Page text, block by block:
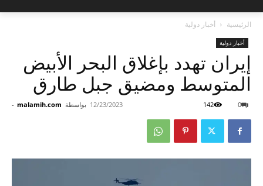
الرئيسية أخبار دولية
أخبار دولية
إيران تهدد بإغلاق البحر الأبيض
المتوسط ​​ومضيق جبل طارق
بواسطة malamih.com
- 12/23/2023 0
142